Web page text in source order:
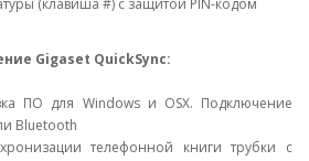
(клавиша #) с защитой PIN-кодом
Gigaset QuickSync:
ПО для Windows и OSX. Подключение
Bluetooth
телефонной книги трубки с